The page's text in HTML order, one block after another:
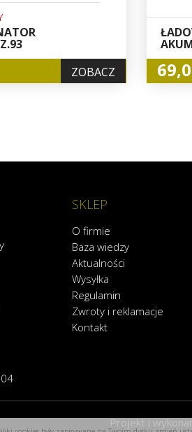
ZOBACZ
SKLEP
O firmie
Baza wiedzy
Aktualności
Wysyłka
Regulamin
Zwroty i reklamacje
Kontakt
Projekt i